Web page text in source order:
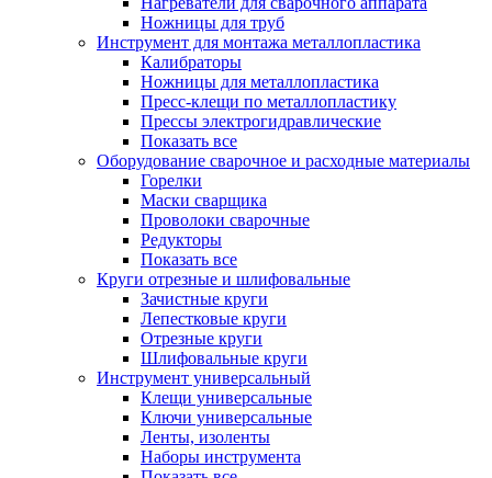
Ножницы для труб
Инструмент для монтажа металлопластика
Калибраторы
Ножницы для металлопластика
Пресс-клещи по металлопластику
Прессы электрогидравлические
Показать все
Оборудование сварочное и расходные материалы
Горелки
Маски сварщика
Проволоки сварочные
Редукторы
Показать все
Круги отрезные и шлифовальные
Зачистные круги
Лепестковые круги
Отрезные круги
Шлифовальные круги
Инструмент универсальный
Клещи универсальные
Ключи универсальные
Ленты, изоленты
Наборы инструмента